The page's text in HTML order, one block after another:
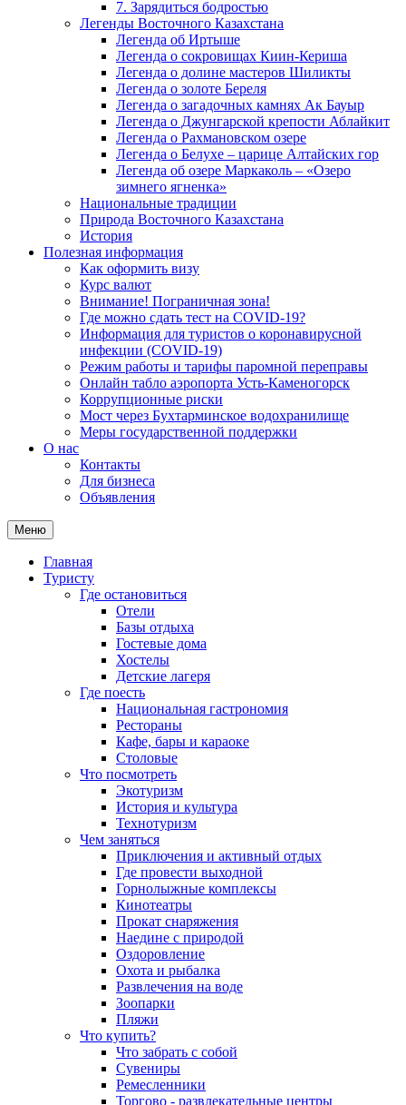
7. Зарядиться бодростью
Легенды Восточного Казахстана
Легенда об Иртыше
Легенда о сокровищах Киин-Кериша
Легенда о долине мастеров Шиликты
Легенда о золоте Береля
Легенда о загадочных камнях Ак Бауыр
Легенда о Джунгарской крепости Аблайкит
Легенда о Рахмановском озере
Легенда о Белухе – царице Алтайских гор
Легенда об озере Маркаколь – «Озеро
зимнего ягненка»
Национальные традиции
Природа Восточного Казахстана
История
Полезная информация
Как оформить визу
Курс валют
Внимание! Пограничная зона!
Где можно сдать тест на COVID-19?
Информация для туристов о коронавирусной
инфекции (COVID-19)
Режим работы и тарифы паромной переправы
Онлайн табло аэропорта Усть-Каменогорск
Коррупционные риски
Мост через Бухтарминское водохранилище
Меры государственной поддержки
О нас
Контакты
Для бизнеса
Объявления
Меню
Главная
Туристу
Где остановиться
Отели
Базы отдыха
Гостевые дома
Хостелы
Детские лагеря
Где поесть
Национальная гастрономия
Рестораны
Кафе, бары и караоке
Столовые
Что посмотреть
Экотуризм
История и культура
Технотуризм
Чем заняться
Приключения и активный отдых
Где провести выходной
Горнолыжные комплексы
Кинотеатры
Прокат снаряжения
Наедине с природой
Оздоровление
Охота и рыбалка
Развлечения на воде
Зоопарки
Пляжи
Что купить?
Что забрать с собой
Сувениры
Ремесленники
Торгово - развлекательные центры